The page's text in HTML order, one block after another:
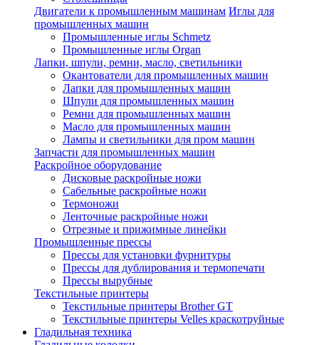
Двигатели к промышленным машинам Иглы для
промышленных машин
Промышленные иглы Schmetz
Промышленные иглы Organ
Лапки, шпули, ремни, масло, светильники
Окантователи для промышленных машин
Лапки для промышленных машин
Шпули для промышленных машин
Ремни для промышленных машин
Масло для промышленных машин
Лампы и светильники для пром машин
Запчасти для промышленных машин
Раскройное оборудование
Дисковые раскройные ножи
Сабельные раскройные ножи
Термоножи
Ленточные раскройные ножи
Отрезные и прижимные линейки
Промышленные прессы
Прессы для установки фурнитуры
Прессы для дублирования и термопечати
Прессы вырубные
Текстильные принтеры
Текстильные принтеры Brother GT
Текстильные принтеры Velles краскотруйные
Гладильная техника